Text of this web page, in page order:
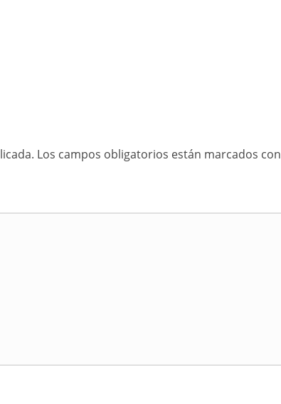
Los campos obligatorios están marcados con